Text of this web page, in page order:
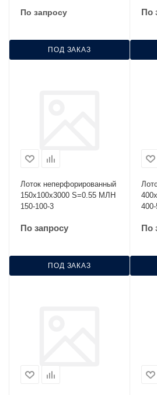
По запросу
ПОД ЗАКАЗ
По
Лоток неперфорированный
150х100х3000 S=0.55 МЛН
150-100-3
По запросу
ПОД ЗАКАЗ
По